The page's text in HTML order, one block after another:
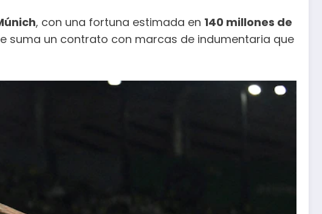
, con una fortuna estimada en 140 millones de
suma un contrato con marcas de indumentaria que